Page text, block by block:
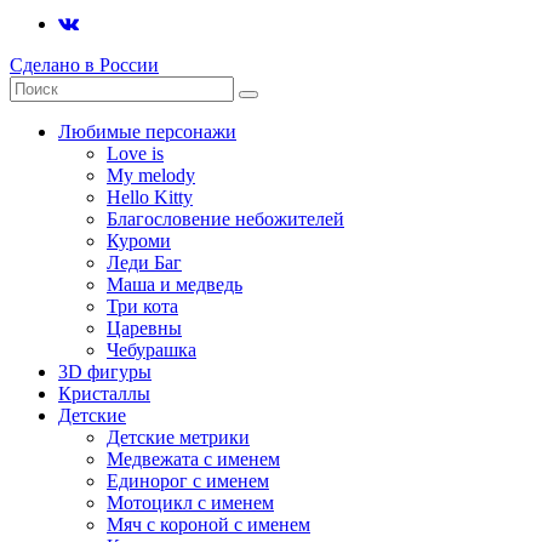
Сделано в России
Любимые персонажи
Love is
My melody
Hello Kitty
Благословение небожителей
Куроми
Леди Баг
Маша и медведь
Три кота
Царевны
Чебурашка
3D фигуры
Кристаллы
Детские
Детские метрики
Медвежата с именем
Единорог с именем
Мотоцикл с именем
Мяч с короной с именем